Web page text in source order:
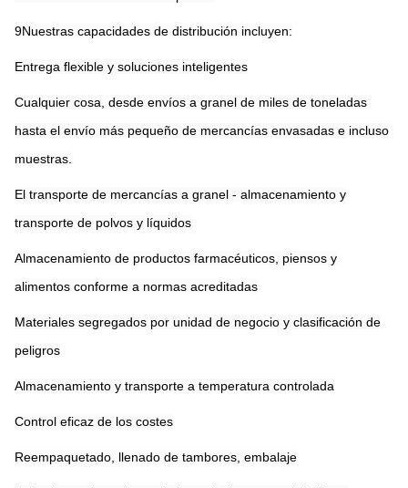
9Nuestras capacidades de distribución incluyen:
Entrega flexible y soluciones inteligentes
Cualquier cosa, desde envíos a granel de miles de toneladas
hasta el envío más pequeño de mercancías envasadas e incluso
muestras.
El transporte de mercancías a granel - almacenamiento y
transporte de polvos y líquidos
Almacenamiento de productos farmacéuticos, piensos y
alimentos conforme a normas acreditadas
Materiales segregados por unidad de negocio y clasificación de
peligros
Almacenamiento y transporte a temperatura controlada
Control eficaz de los costes
Reempaquetado, llenado de tambores, embalaje